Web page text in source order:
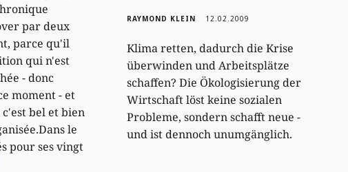
par deux
parce qu'il
qui n'est
- donc
moment - et
bel et bien
le
pour ses vingt
RAYMOND KLEIN 12.02.2009
Klima retten, dadurch die Krise
überwinden und Arbeitsplätze
schaffen? Die Ökologisierung der
Wirtschaft löst keine sozialen
Probleme, sondern schafft neue -
und ist dennoch unumgänglich.